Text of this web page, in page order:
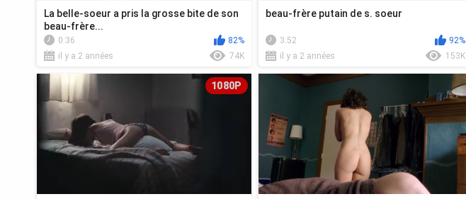
La belle-soeur a pris la grosse bite de son
beau-frère...
0:36
82%
il y a 2 années
74K
beau-frère putain de s. soeur
3:52
92%
il y a 2 années
153K
1080P